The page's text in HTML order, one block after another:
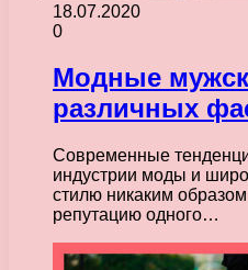
18.07.2020
0
Модные
различных
Современные
индустрии моды и
стилю никаким
репутацию одного…